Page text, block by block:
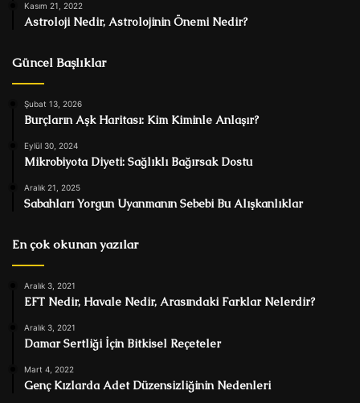
Kasım 21, 2022
Astroloji Nedir, Astrolojinin Önemi Nedir?
Güncel Başlıklar
Şubat 13, 2026
Burçların Aşk Haritası: Kim Kiminle Anlaşır?
Eylül 30, 2024
Mikrobiyota Diyeti: Sağlıklı Bağırsak Dostu
Aralık 21, 2025
Sabahları Yorgun Uyanmanın Sebebi Bu Alışkanlıklar
En çok okunan yazılar
Aralık 3, 2021
EFT Nedir, Havale Nedir, Arasındaki Farklar Nelerdir?
Aralık 3, 2021
Damar Sertliği İçin Bitkisel Reçeteler
Mart 4, 2022
Genç Kızlarda Adet Düzensizliğinin Nedenleri